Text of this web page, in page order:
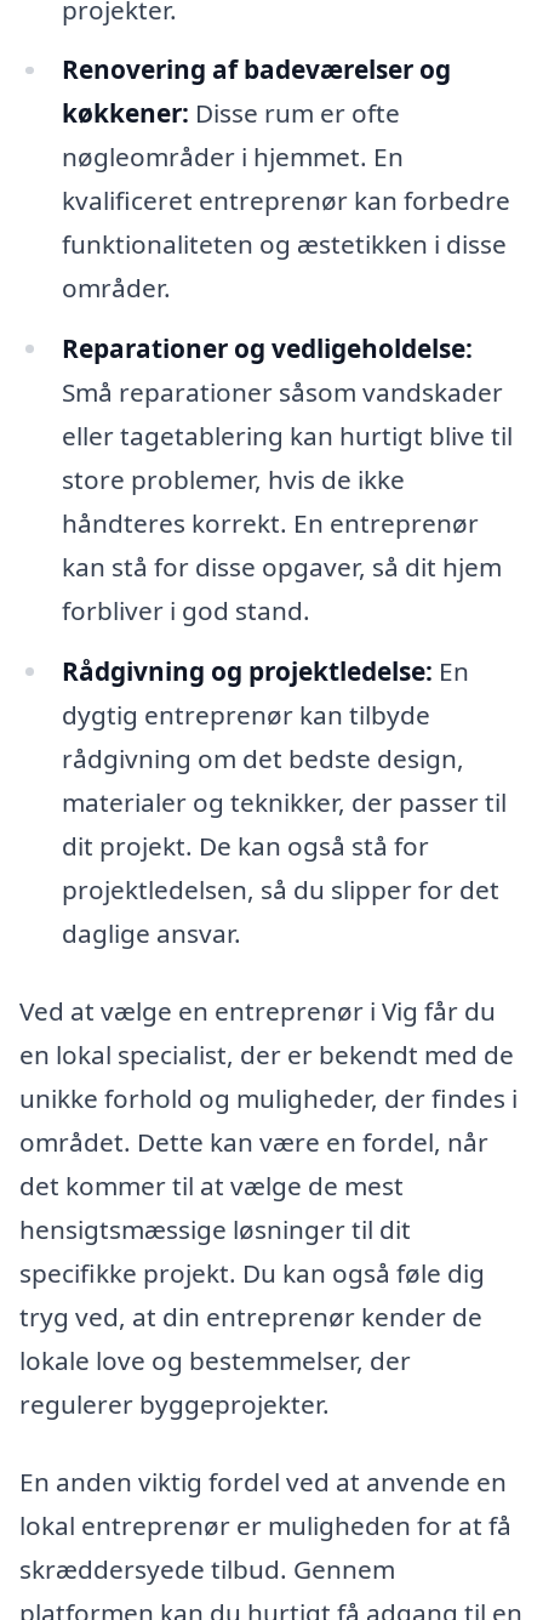
projekter.
Renovering af badeværelser og
køkkener: Disse rum er ofte
nøgleområder i hjemmet. En
kvalificeret entreprenør kan forbedre
funktionaliteten og æstetikken i disse
områder.
Reparationer og vedligeholdelse:
Små reparationer såsom vandskader
eller tagetablering kan hurtigt blive til
store problemer, hvis de ikke
håndteres korrekt. En entreprenør
kan stå for disse opgaver, så dit hjem
forbliver i god stand.
Rådgivning og projektledelse: En
dygtig entreprenør kan tilbyde
rådgivning om det bedste design,
materialer og teknikker, der passer til
dit projekt. De kan også stå for
projektledelsen, så du slipper for det
daglige ansvar.
Ved at vælge en entreprenør i Vig får du
en lokal specialist, der er bekendt med de
unikke forhold og muligheder, der findes i
området. Dette kan være en fordel, når
det kommer til at vælge de mest
hensigtsmæssige løsninger til dit
specifikke projekt. Du kan også føle dig
tryg ved, at din entreprenør kender de
lokale love og bestemmelser, der
regulerer byggeprojekter.
En anden viktig fordel ved at anvende en
lokal entreprenør er muligheden for at få
skræddersyede tilbud. Gennem
platformen kan du hurtigt få adgang til en